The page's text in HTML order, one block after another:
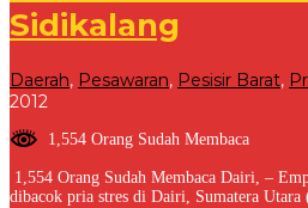
Sidikalang
Daerah, Pesawaran, Pesisir Barat,
2012
1,554 Orang Sudah Membaca
1,554 Orang Sudah Membaca Dairi, –
dibacok pria stres di Dairi, Sumatera